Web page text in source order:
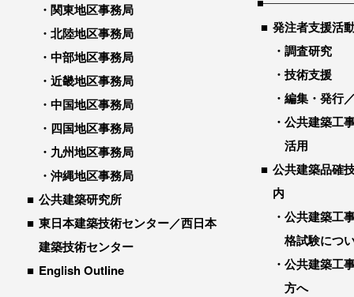
関東地区事務局
北陸地区事務局
中部地区事務局
近畿地区事務局
中国地区事務局
四国地区事務局
九州地区事務局
沖縄地区事務局
公共建築研究所
東日本建築技術センター／西日本
建築技術センター
English Outline
発注者支援活
調査研究
技術支援
編集・発行
公共建築工
活用
公共建築品確
内
公共建築工
格試験につ
公共建築工
方へ